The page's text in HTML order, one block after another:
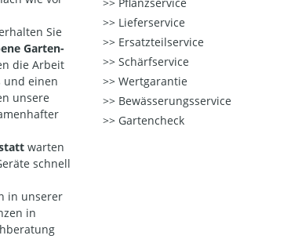
Sie
Garten-
die Arbeit
und einen
unsere
warten
schnell
in unserer
in
Lieferservice
Ersatzteilservice
Schärfservice
Wertgarantie
Bewässerungsservice
Gartencheck